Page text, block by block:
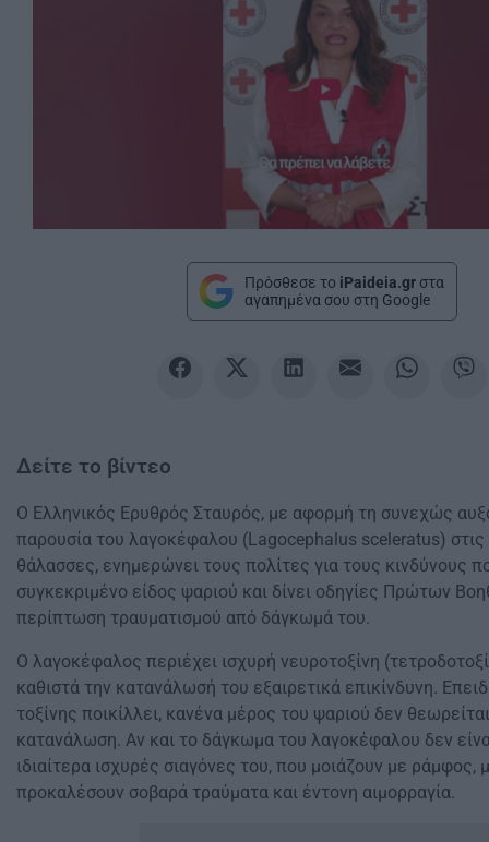
Πρόσθεσε το iPaideia.gr στα
αγαπημένα σου στη Google
Δείτε το βίντεο
Ο Ελληνικός Ερυθρός Σταυρός, με αφορμή τη συνεχώς
παρουσία του λαγοκέφαλου (Lagocephalus sceleratus) στις
θάλασσες, ενημερώνει τους πολίτες για τους κινδύνους
συγκεκριμένο είδος ψαριού και δίνει οδηγίες Πρώτων
περίπτωση τραυματισμού από δάγκωμά του.
Ο λαγοκέφαλος περιέχει ισχυρή νευροτοξίνη
καθιστά την κατανάλωσή του εξαιρετικά επικίνδυνη.
τοξίνης ποικίλλει, κανένα μέρος του ψαριού δεν
κατανάλωση. Αν και το δάγκωμα του λαγοκέφαλου δεν
ιδιαίτερα ισχυρές σιαγόνες του, που μοιάζουν με ράμφος,
προκαλέσουν σοβαρά τραύματα και έντονη αιμορραγία.